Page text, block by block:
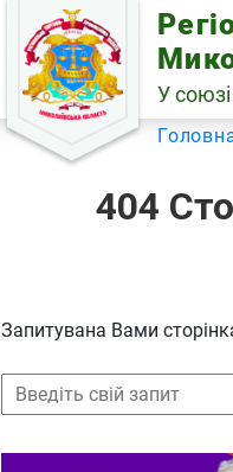
У
404
Запитувана Вами